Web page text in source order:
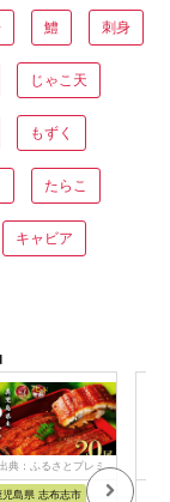
鱧 刺身
じゃこ天
もずく
たらこ
キャビア
典：ふるさとプレミ
アム
児島県 志布志市